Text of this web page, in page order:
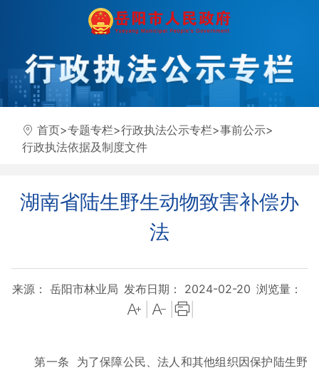
首页>专题专栏>行政执法公示专栏>事前公示>
行政执法依据及制度文件
湖南省陆生野生动物致害补偿办
法
来源： 岳阳市林业局 发布日期： 2024-02-20 浏览量：
|
第一条 为了保障公民、法人和其他组织因保护陆生野